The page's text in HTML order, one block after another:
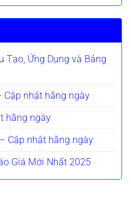
Tạo, Ứng Dụng và Bảng
Cập nhật hằng ngày
hằng ngày
Cập nhật hằng ngày
Giá Mới Nhất 2025